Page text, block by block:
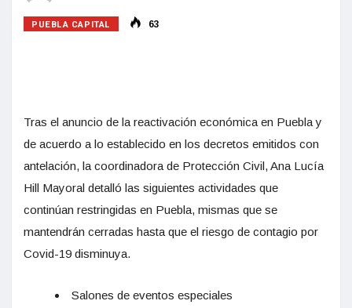
PUEBLA CAPITAL 63
Tras el anuncio de la reactivación económica en Puebla y
de acuerdo a lo establecido en los decretos emitidos con
antelación, la coordinadora de Protección Civil, Ana Lucía
Hill Mayoral detalló las siguientes actividades que
continúan restringidas en Puebla, mismas que se
mantendrán cerradas hasta que el riesgo de contagio por
Covid-19 disminuya.
Salones de eventos especiales